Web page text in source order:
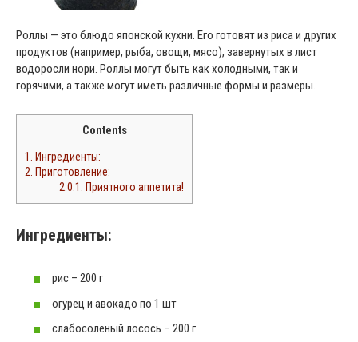
Роллы — это блюдо японской кухни. Его готовят из риса и других
продуктов (например, рыба, овощи, мясо), завернутых в лист
водоросли нори. Роллы могут быть как холодными, так и
горячими, а также могут иметь различные формы и размеры.
Contents
1.
Ингредиенты:
2. Приготовление:
2.0.1.
Приятного аппетита!
Ингредиенты:
рис – 200 г
огурец и авокадо по 1 шт
слабосоленый лосось – 200 г